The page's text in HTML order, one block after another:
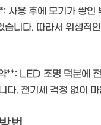
사용 후에 모기가 쌓인
습니다. 따라서 위생적
**: LED 조명 덕분에
다. 전기세 걱정 없이